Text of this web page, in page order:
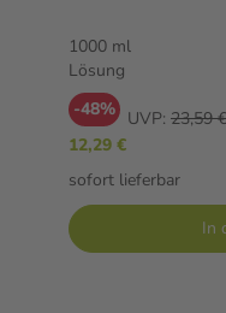
1000 ml
Lösung
-48% UVP: 23,59 €
12,29 €
sofort lieferbar
In